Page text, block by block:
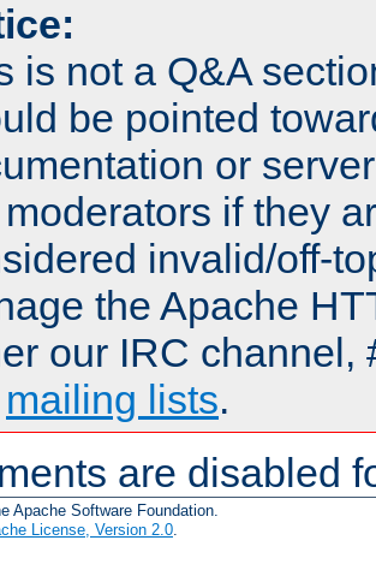
is not a Q&A
be pointed
or
if they
invalid/off-
the Apache
our IRC channel,
mailing lists.
are disabled
Apache Software Foundation.
License, Version 2.0